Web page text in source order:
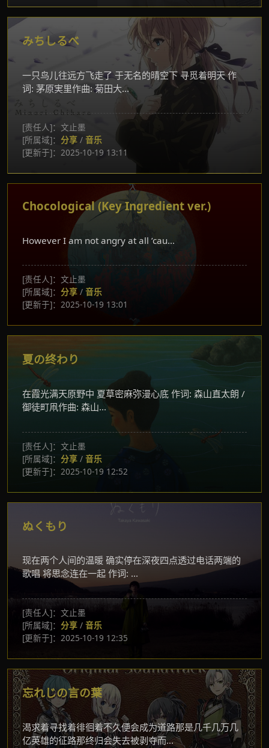
みちしるべ
一只鸟儿往远方飞走了 于无名的晴空下 寻觅着明天 作
词: 茅原実里作曲: 菊田大...
[责任人]：文止墨
[所属域]： 分享 / 音乐
[更新于]：2025-10-19 13:11
Chocological (Key Ingredient ver.)
However I am not angry at all ’cau...
[责任人]：文止墨
[所属域]： 分享 / 音乐
[更新于]：2025-10-19 13:01
夏の终わり
在霞光满天原野中 夏草密麻弥漫心底 作词: 森山直太朗 /
御徒町凧作曲: 森山...
[责任人]：文止墨
[所属域]： 分享 / 音乐
[更新于]：2025-10-19 12:52
ぬくもり
现在两个人间的温暖 确实停在深夜四点透过电话两端的
歌唱 将思念连在一起 作词: ...
[责任人]：文止墨
[所属域]： 分享 / 音乐
[更新于]：2025-10-19 12:35
忘れじの言の葉
渴求着寻找着徘徊着不久便会成为道路那是几千几万几
亿英雄的征路那终归会失去被剥夺而...